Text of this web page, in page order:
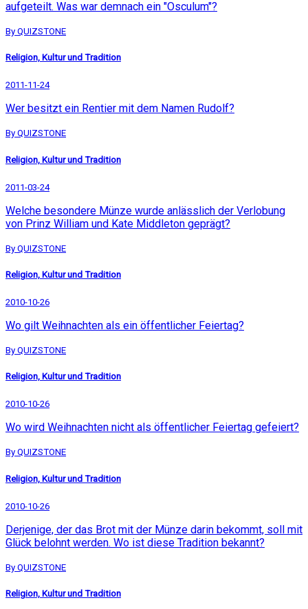
aufgeteilt. Was war demnach ein "Osculum"?
By QUIZSTONE
Religion, Kultur und Tradition
2011-11-24
Wer besitzt ein Rentier mit dem Namen Rudolf?
By QUIZSTONE
Religion, Kultur und Tradition
2011-03-24
Welche besondere Münze wurde anlässlich der Verlobung
von Prinz William und Kate Middleton geprägt?
By QUIZSTONE
Religion, Kultur und Tradition
2010-10-26
Wo gilt Weihnachten als ein öffentlicher Feiertag?
By QUIZSTONE
Religion, Kultur und Tradition
2010-10-26
Wo wird Weihnachten nicht als öffentlicher Feiertag gefeiert?
By QUIZSTONE
Religion, Kultur und Tradition
2010-10-26
Derjenige, der das Brot mit der Münze darin bekommt, soll mit
Glück belohnt werden. Wo ist diese Tradition bekannt?
By QUIZSTONE
Religion, Kultur und Tradition